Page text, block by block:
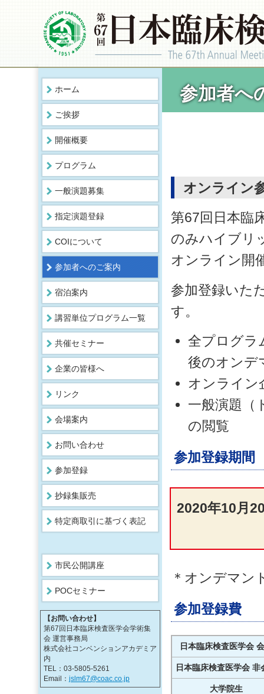
ホーム
ご挨拶
開催概要
プログラム
一般演題募集
指定演題登録
COIについて
参加者へのご案内
宿泊案内
講習単位プログラム一覧
共催セミナー
企業の皆様へ
リンク
会場案内
お問い合わせ
参加登録
抄録集販売
特定商取引に基づく表記
市民公開講座
POCセミナー
【お問い合わせ】
第67回日本臨床検査医学会学術集
会 運営事務局
株式会社コンベンションアカデミア
内
TEL：03-5805-5261
Email： jslm67@coac.co.jp
参加者へ
オンライン
第67回日本臨
のみハイブリ
オンライン開
参加登録いた
す。
全プログラ
後のオンデ
オンライン
一般演題（
の閲覧
参加登録期間
2020年10月
＊オンデマン
参加登録費
日本臨床検査医学会
日本臨床検査医学会 非
大学院生